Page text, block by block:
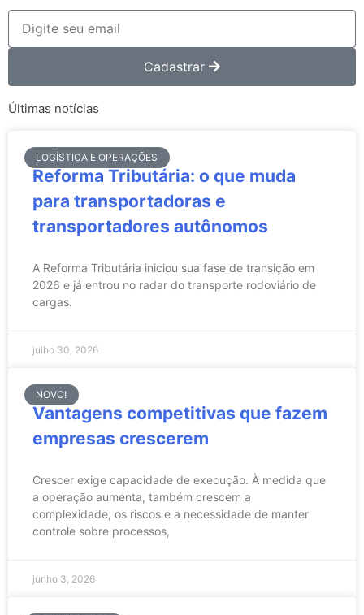
Cadastrar
Últimas notícias
LOGÍSTICA E OPERAÇÕES
Reforma Tributária: o que muda
para transportadoras e
transportadores autônomos
A Reforma Tributária iniciou sua fase de transição em
2026 e já entrou no radar do transporte rodoviário de
cargas.
julho 30, 2026
NOVO!
Vantagens competitivas que fazem
empresas crescerem
Crescer exige capacidade de execução. À medida que
a operação aumenta, também crescem a
complexidade, os riscos e a necessidade de manter
controle sobre processos,
junho 3, 2026